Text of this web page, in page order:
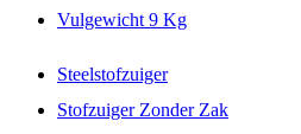
Vulgewicht 9 Kg
Steelstofzuiger
Stofzuiger Zonder Zak